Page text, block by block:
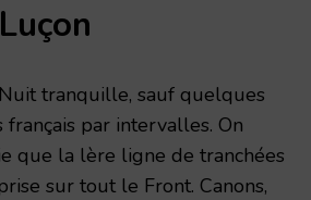
tranquille, sauf quelques
français par intervalles. On
que la lère ligne de tranchées
sur tout le Front. Canons,